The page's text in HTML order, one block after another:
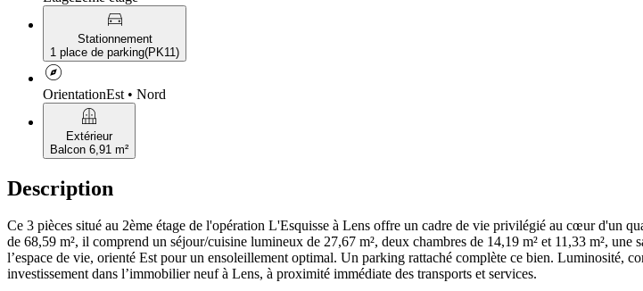
directions_car
Stationnement
1 place de parking(PK11)
explore
OrientationEst • Nord
balcony
Extérieur
Balcon 6,91 m²
Description
Ce 3 pièces situé au 2ème étage de l'opération L'Esquisse à Lens offre un cadre de vie privilégié au cœur d'un
de 68,59 m², il comprend un séjour/cuisine lumineux de 27,67 m², deux chambres de 14,19 m² et 11,33 m²,
l’espace de vie, orienté Est pour un ensoleillement optimal. Un parking rattaché complète ce bien. Luminosité,
investissement dans l’immobilier neuf à Lens, à proximité immédiate des transports et services.